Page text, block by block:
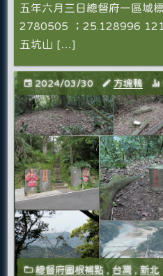
五年六月三日總督府一區域
2780505 ；25.128996
五坑山 […]
2024/03/30 方塊鴨
總督府圖根補點 ,台灣 ,新北